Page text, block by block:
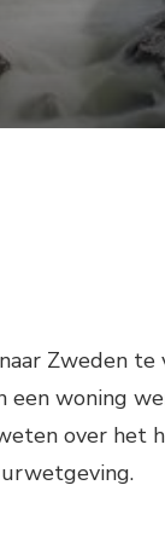
Zweden
een woning
over het